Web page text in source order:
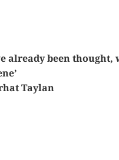
already been thought,
Taylan